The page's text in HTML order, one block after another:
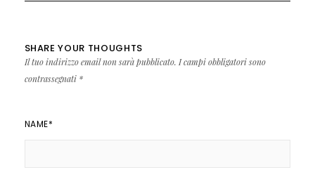
SHARE YOUR THOUGHTS
Il tuo indirizzo email non sarà pubblicato. I campi obbligatori sono
contrassegnati *
NAME*